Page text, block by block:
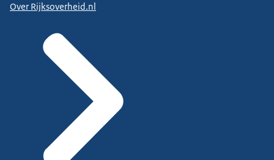
Over Rijksoverheid.nl